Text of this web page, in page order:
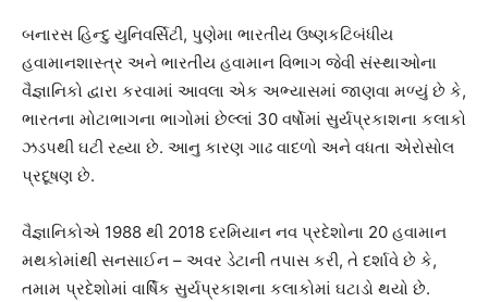
બનારસ હિન્દુ યુનિવર્સિટી, પુણેમા ભારતીય ઉષ્ણકટિબંધીય
હવામાનશાસ્ત્ર અને ભારતીય હવામાન વિભાગ જેવી સંસ્થાઓના
વૈજ્ઞાનિકો દ્વારા કરવામાં આવલા એક અભ્યાસમાં જાણવા મળ્યું છે કે,
ભારતના મોટાભાગના ભાગોમાં છેલ્લાં 30 વર્ષોમાં સુર્યપ્રકાશના કલાકો
ઝડપથી ઘટી રહ્યા છે. આનુ કારણ ગાઢ વાદળો અને વધતા એરોસોલ
પ્રદૂષણ છે.
વૈજ્ઞાનિકોએ 1988 થી 2018 દરમિયાન નવ પ્રદેશોના 20 હવામાન
મથકોમાંથી સનસાઈન – અવર ડેટાની તપાસ કરી, તે દર્શાવે છે કે,
તમામ પ્રદેશોમાં વાર્ષિક સુર્યપ્રકાશના કલાકોમાં ઘટાડો થયો છે.